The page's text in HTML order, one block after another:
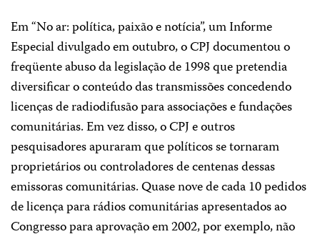
Em “No ar: política, paixão e notícia”, um Informe
Especial divulgado em outubro, o CPJ documentou o
freqüente abuso da legislação de 1998 que pretendia
diversificar o conteúdo das transmissões concedendo
licenças de radiodifusão para associações e fundações
comunitárias. Em vez disso, o CPJ e outros
pesquisadores apuraram que políticos se tornaram
proprietários ou controladores de centenas dessas
emissoras comunitárias. Quase nove de cada 10 pedidos
de licença para rádios comunitárias apresentados ao
Congresso para aprovação em 2002, por exemplo, não